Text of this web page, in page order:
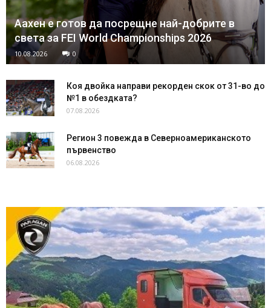
Аахен е готов да посрещне най-добрите в
света за FEI World Championships 2026
10.08.2026 0
Коя двойка направи рекорден скок от 31-во до
№1 в обездката?
07.08.2026
Регион 3 повежда в Северноамериканското
първенство
06.08.2026